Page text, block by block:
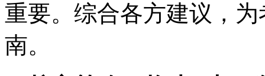
重要。综合各方建议，
南。